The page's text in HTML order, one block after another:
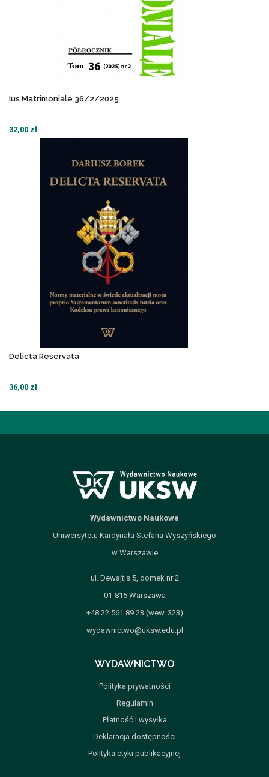
Ius Matrimoniale 36/2/2025
32,00 zł
Delicta Reservata
36,00 zł
Wydawnictwo Naukowe
Uniwersytetu Kardynała Stefana Wyszyńskiego
w Warszawie
ul. Dewajtis 5, domek nr 2
01-815 Warszawa
+48 22 561 89 23 (wew. 323)
wydawnictwo@uksw.edu.pl
WYDAWNICTWO
Polityka prywatności
Regulamin
Płatność i wysyłka
Deklaracja dostępności
Polityka etyki publikacyjnej